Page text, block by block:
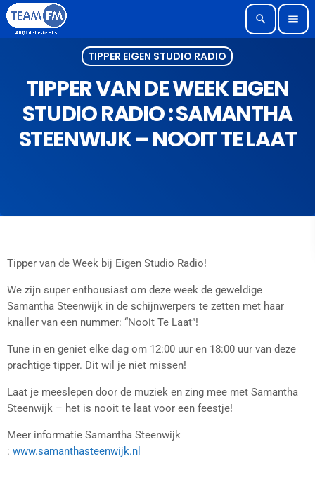
search menu
TIPPER EIGEN STUDIO RADIO
TIPPER VAN DE WEEK EIGEN
STUDIO RADIO : SAMANTHA
STEENWIJK – NOOIT TE LAAT
Tipper van de Week bij Eigen Studio Radio!
We zijn super enthousiast om deze week de geweldige
Samantha Steenwijk in de schijnwerpers te zetten met haar
knaller van een nummer: “Nooit Te Laat”!
Tune in en geniet elke dag om 12:00 uur en 18:00 uur van deze
prachtige tipper. Dit wil je niet missen!
Laat je meeslepen door de muziek en zing mee met Samantha
Steenwijk – het is nooit te laat voor een feestje!
Meer informatie Samantha Steenwijk
: www.samanthasteenwijk.nl